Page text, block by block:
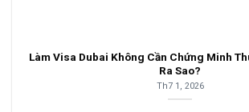
Làm Visa Dubai Không Cần Chứng Minh
Ra Sao?
Th7 1, 2026